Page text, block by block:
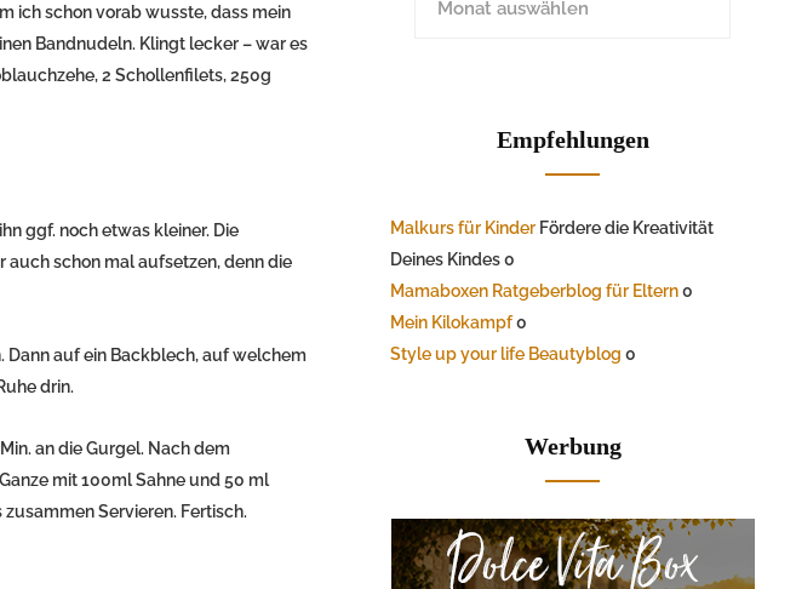
ich schon vorab wusste, dass mein
Bandnudeln. Klingt lecker – war es
2 Schollenfilets, 250g
ggf. noch etwas kleiner. Die
schon mal aufsetzen, denn die
Dann auf ein Backblech, auf welchem
drin.
an die Gurgel. Nach dem
mit 100ml Sahne und 50 ml
Servieren. Fertisch.
Empfehlungen
Malkurs für Kinder Fördere die Kreativität
Deines Kindes 0
Mamaboxen Ratgeberblog für Eltern0
Mein Kilokampf0
Style up your life Beautyblog 0
Werbung